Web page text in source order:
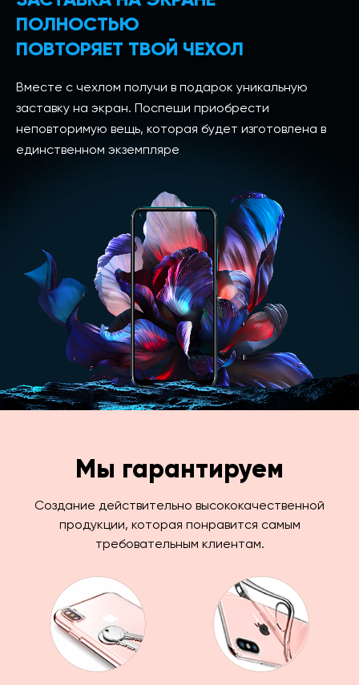
ПОЛНОСТЬЮ
ПОВТОРЯЕТ ТВОЙ ЧЕХОЛ
Вместе с чехлом получи в подарок уникальную
заставку на экран. Поспеши приобрести
неповторимую вещь, которая будет изготовлена в
единственном экземпляре
Мы гарантируем
Создание действительно высококачественной
продукции, которая понравится самым
требовательным клиентам.